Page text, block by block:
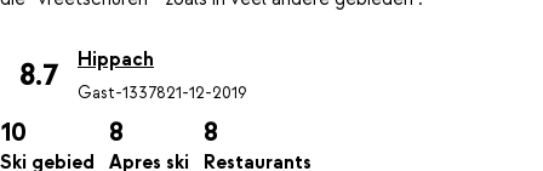
8.7 Hippach
Gast-1337821-12-2019
10
Ski gebied
8
Apres ski
8
Restaurants